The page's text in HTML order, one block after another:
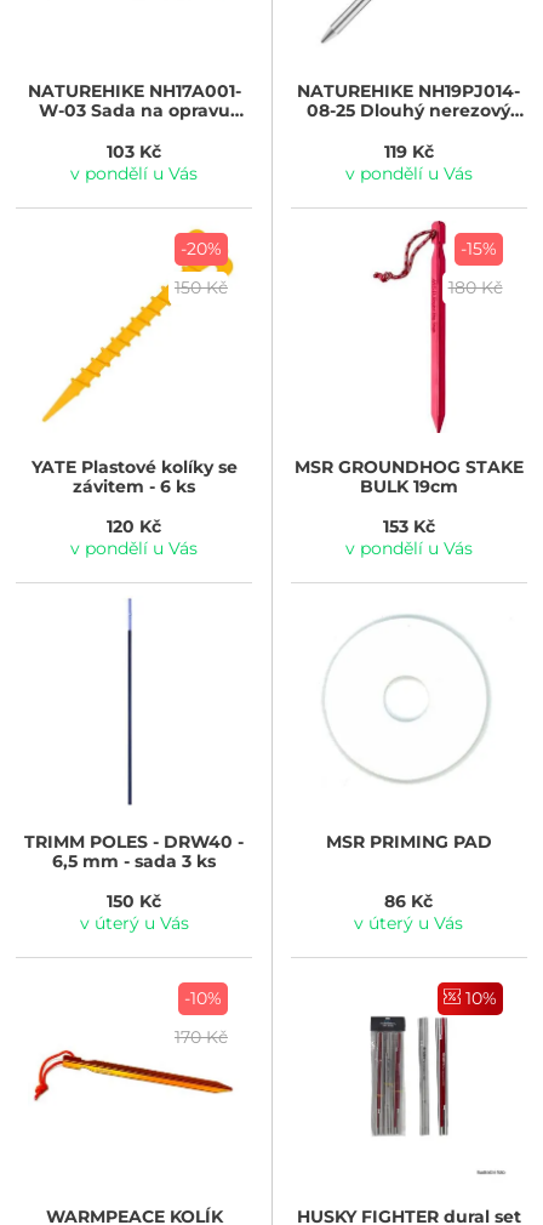
NATUREHIKENH17A001-
W-03 Sada na opravu
103 Kč
v pondělí u Vás
NATUREHIKE NH19PJ014-
08-25 Dlouhý nerezový
119 Kč
v pondělí u Vás
-20%
150 Kč
YATEPlastové kolíky se
závitem - 6 ks
120 Kč
v pondělí u Vás
-15%
180 Kč
MSRGROUNDHOG STAKE
BULK 19cm
153 Kč
v pondělí u Vás
TRIMM POLES - DRW40 -
6,5 mm - sada 3 ks
150 Kč
v úterý u Vás
MSRPRIMING PAD
86 Kč
v úterý u Vás
-10%
170 Kč
WARMPEACEKOLÍK
10%
HUSKYFIGHTER dural set